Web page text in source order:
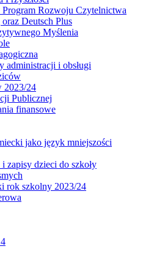
Rozwoju Czytelnictwa
Deutsch Plus
Myślenia
administracji i obsługi
2023/24
Publicznej
finansowe
jako język mniejszości
zapisy dzieci do szkoły
rok szkolny 2023/24